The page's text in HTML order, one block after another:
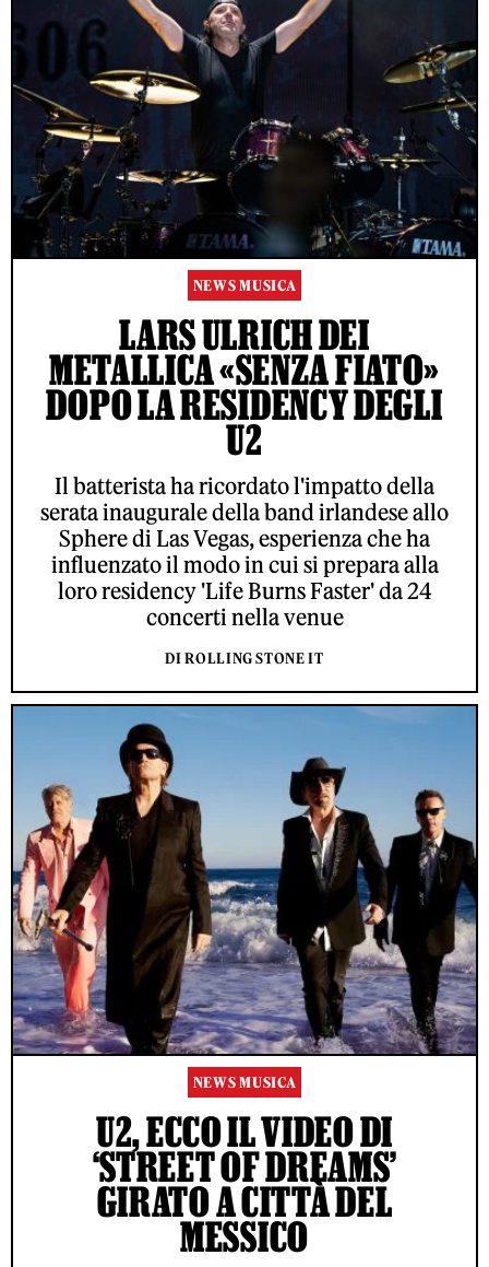
NEWS MUSICA
LARS ULRICH DEI
METALLICA «SENZA FIATO»
DOPO LA RESIDENCY DEGLI
U2
Il batterista ha ricordato l'impatto della
serata inaugurale della band irlandese allo
Sphere di Las Vegas, esperienza che ha
influenzato il modo in cui si prepara alla
loro residency 'Life Burns Faster' da 24
concerti nella venue
DI ROLLING STONE IT
NEWS MUSICA
U2, ECCO IL VIDEO DI
‘STREET OF DREAMS’
GIRATO A CITTÀ DEL
MESSICO